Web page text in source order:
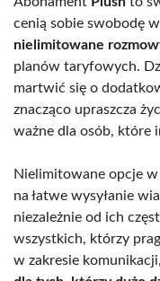
cenią sobie swobodę
nielimitowane
planów taryfowych.
martwić się o
znacząco upraszcza
ważne dla osób, które
Nielimitowane opcje
na łatwe wysyłanie
niezależnie od ich
wszystkich, którzy
w zakresie